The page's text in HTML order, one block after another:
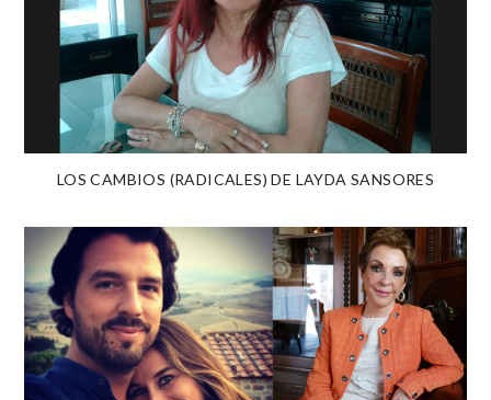
LOS CAMBIOS (RADICALES) DE LAYDA SANSORES